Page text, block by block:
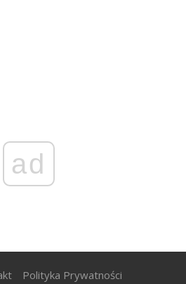
ad
Polityka Prywatności